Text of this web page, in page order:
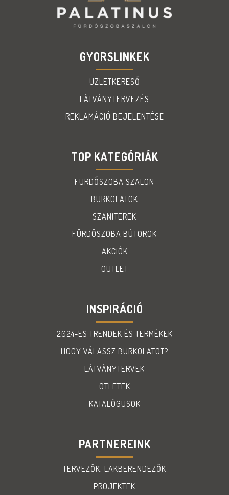
GYORSLINKEK
ÜZLETKERESŐ
LÁTVÁNYTERVEZÉS
REKLAMÁCIÓ BEJELENTÉSE
TOP KATEGÓRIÁK
FÜRDŐSZOBA SZALON
BURKOLATOK
SZANITEREK
FÜRDÖSZOBA BÚTOROK
AKCIÓK
OUTLET
INSPIRÁCIÓ
2024-ES TRENDEK ÉS TERMÉKEK
HOGY VÁLASSZ BURKOLATOT?
LÁTVÁNYTERVEK
ÖTLETEK
KATALÓGUSOK
PARTNEREINK
TERVEZŐK, LAKBERENDEZŐK
PROJEKTEK